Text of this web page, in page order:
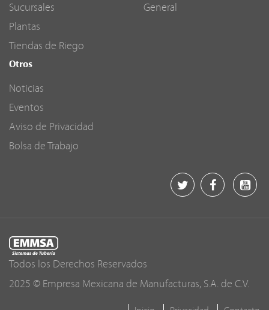
Sucursales
Plantas
Tiendas de Riego
General
Otros
Noticias
Eventos
Aviso de Privacidad
Bolsa de Trabajo
Todos los Derechos Reservados
2025 © Empresa Mexicana de Manufacturas, S.A. de C.V.